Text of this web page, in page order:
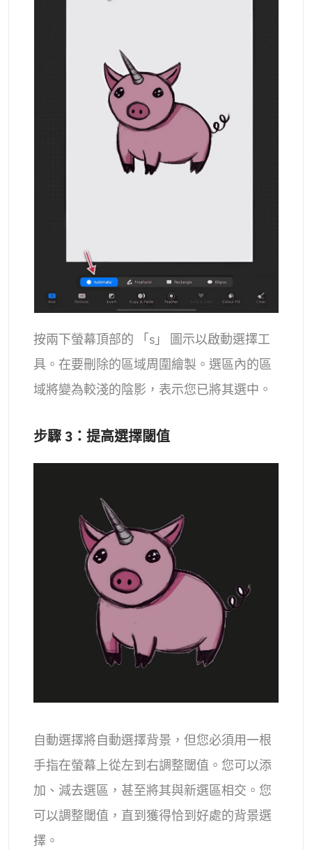
按兩下螢幕頂部的 「s」 圖示以啟動選擇工
具。在要刪除的區域周圍繪製。選區內的區
域將變為較淺的陰影，表示您已將其選中。
步驟 3：提高選擇閾值
自動選擇將自動選擇背景，但您必須用一根
手指在螢幕上從左到右調整閾值。您可以添
加、減去選區，甚至將其與新選區相交。您
可以調整閾值，直到獲得恰到好處的背景選
擇。